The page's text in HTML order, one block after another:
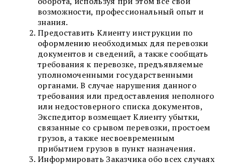
возможности, профессиональный опыт и
знания.
Предоставить Клиенту инструкции по
оформлению необходимых для перевозки
документов и сведений, а также сообщать
требования к перевозке, предъявляемые
уполномоченными государственными
органами. В случае нарушения данного
требования или предоставления неполного
или недостоверного списка документов,
Экспедитор возмещает Клиенту убытки,
связанные со срывом перевозки, простоем
грузов, а также несвоевременным
прибытием грузов в пункт назначения.
Информировать Заказчика обо всех случаях